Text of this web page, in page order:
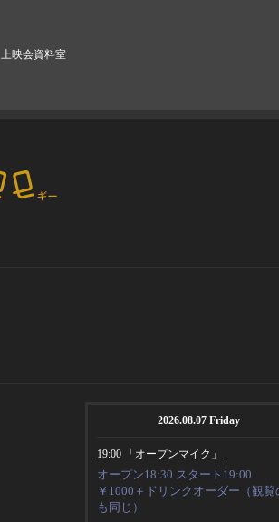
上映会資料室
2026.08.07 Friday
19:00 「オープンマイク」
オープン18:30 スタート19:00
￥1000＋ドリンクオーダー（観覧
も同じ）